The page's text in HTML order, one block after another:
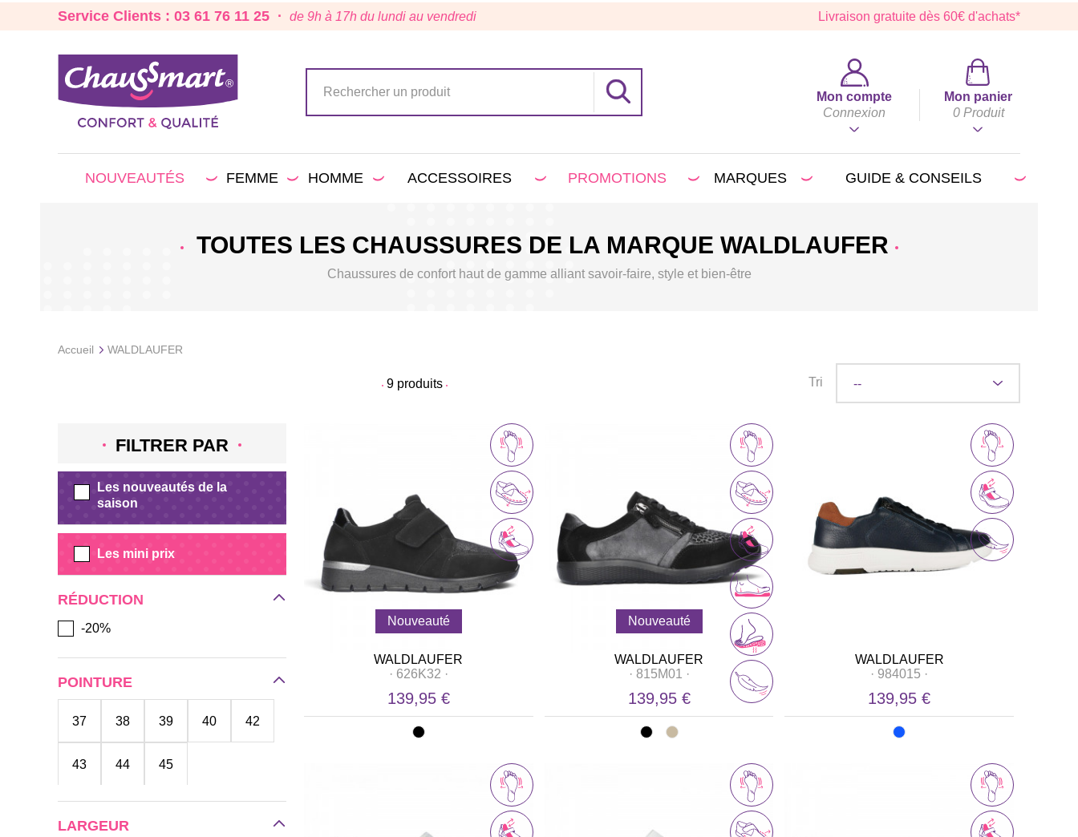
Service Clients : 03 61 76 11 25 · de 9h à 17h du lundi au vendredi Livraison gratuite dès 60€ d'achats*
Mon compte
Connexion
Mon panier
0 Produit
NOUVEAUTÉS FEMME HOMME ACCESSOIRES PROMOTIONS MARQUES GUIDE & CONSEILS
TOUTES LES CHAUSSURES DE LA MARQUE WALDLAUFER
Chaussures de confort haut de gamme alliant savoir-faire, style et bien-être
Accueil WALDLAUFER
9 produits
FILTRER PAR
Les nouveautés de la
saison
Les mini prix
RÉDUCTION
-20%
POINTURE
37 38 39 40 42
43 44 45
LARGEUR
Tri
Nouveauté
WALDLAUFER
· 626K32 ·
139,95 €
Nouveauté
WALDLAUFER
· 815M01 ·
139,95 €
WALDLAUFER
· 984015 ·
139,95 €